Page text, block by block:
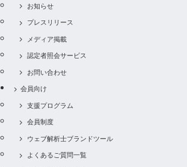
お知らせ
プレスリリース
メディア掲載
認定者照会サービス
お問い合わせ
会員向け
支援プログラム
会員制度
ウェブ解析士ブランドツール
よくあるご質問一覧